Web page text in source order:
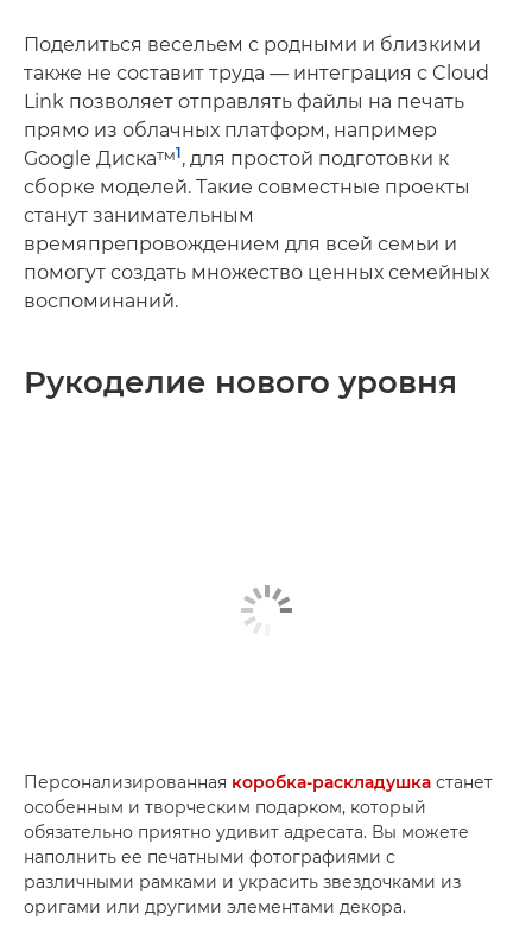
Поделиться весельем с родными и близкими
также не составит труда — интеграция с Cloud
Link позволяет отправлять файлы на печать
прямо из облачных платформ, например
Google Диска™1, для простой подготовки к
сборке моделей. Такие совместные проекты
станут занимательным
времяпрепровождением для всей семьи и
помогут создать множество ценных семейных
воспоминаний.
Рукоделие нового уровня
Персонализированная коробка-раскладушка станет
особенным и творческим подарком, который
обязательно приятно удивит адресата. Вы можете
наполнить ее печатными фотографиями с
различными рамками и украсить звездочками из
оригами или другими элементами декора.